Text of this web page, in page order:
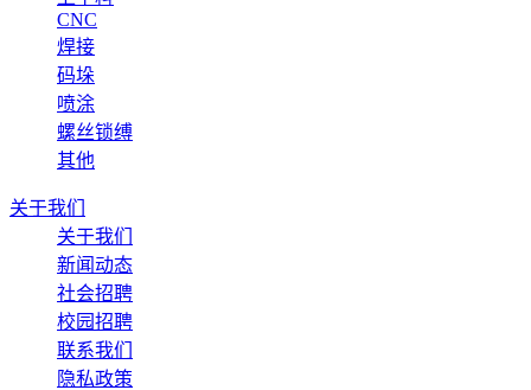
CNC
焊接
码垛
喷涂
螺丝锁缚
其他
关于我们
关于我们
新闻动态
社会招聘
校园招聘
联系我们
隐私政策